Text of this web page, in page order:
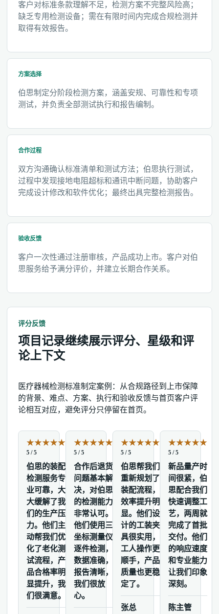
客户对标准条款理解不足，检测方案不完整风险高；
缺乏专用检测设备；需在有限时间内完成合规检测并
取得有效报告。
方案选择
伯思制定分阶段检测方案，涵盖安规、可靠性和专项
测试，并负责全部测试执行和报告编制。
合作过程
双方沟通确认标准清单和测试方法；伯思执行测试，
过程中发现接地电阻超标和通讯中断问题，协助客户
完成设计修改和软件优化；最终出具完整检测报告。
验收反馈
客户一次性通过注册审核，产品成功上市。客户对伯
思服务给予满分评价，并建立长期合作关系。
评分反馈
项目记录继续展示评分、星级和评
论上下文
医疗器械检测标准制定案例：从合规路径到上市保障
的背景、难点、方案、执行和验收反馈与首页客户评
论相互对应，避免评分只停留在首页。
★★★★★
5 / 5
伯思的装配
检测服务专
业可靠，大
大缓解了我
们的生产压
力。他们主
动帮我们优
化了老化测
试流程，产
品合格率明
显提升，我
们很满意。
★★★★★
5 / 5
合作后退货
问题基本解
决，对伯思
的检测能力
非常认可。
他们使用三
坐标测量仪
逐件检测，
数据准确，
报告清晰，
我们很放
心。
★★★★★
5 / 5
伯思帮我们
重新规划了
装配流程，
效率提升明
显。他们设
计的工装夹
具很实用，
工人操作更
顺手，产品
质量也更稳
定了。
张总
★★★★★
5 / 5
新品量产时
间很紧，伯
思配合我们
快速调整工
艺，两周就
完成了首批
交付。他们
的响应速度
和专业能力
让我们印象
深刻。
陈主管